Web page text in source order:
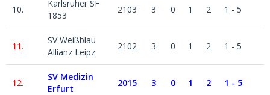
10.
Karlsruher SF
1853
2103 3 0 1 2 1 - 5
11.
SV Weißblau
Allianz Leipz
2102 3 0 1 2 1 - 5
12.
SV Medizin
Erfurt
2015 3 0 1 2 1 - 5